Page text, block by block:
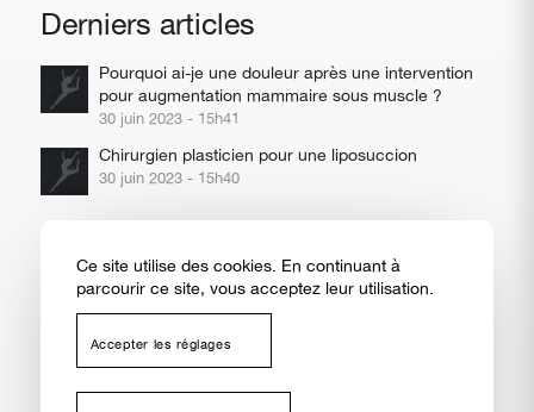
Derniers articles
Pourquoi ai-je une douleur après une intervention
pour augmentation mammaire sous muscle ?
30 juin 2023 - 15h41
Chirurgien plasticien pour une liposuccion
30 juin 2023 - 15h40
interventions géographique
Ce site utilise des cookies. En continuant à
parcourir ce site, vous acceptez leur utilisation.
Accepter les réglages
laisser votre message ici